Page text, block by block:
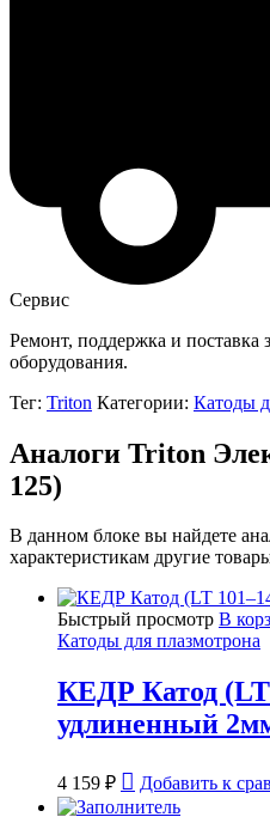
Сервис
Ремонт, поддержка и поставка
оборудования.
Тег: Triton Категории: Катоды
Аналоги Triton
125)
В данном блоке вы найдете
характеристикам другие
Быстрый просмотр В
Катоды для плазмотрона
КЕДР Катод (LT
удлиненный
4 159 ₽ Добавить к